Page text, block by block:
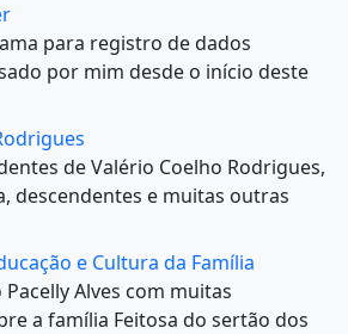
para registro de dados
por mim desde o início deste
de Valério Coelho Rodrigues,
descendentes e muitas outras
e Cultura da Família
Alves com muitas
a família Feitosa do sertão dos